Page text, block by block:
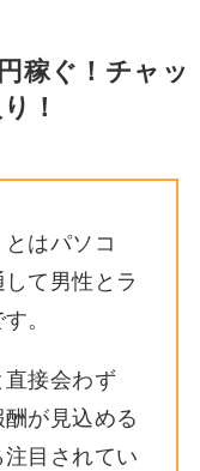
稼ぐ！チャッ
！
はパソコ
て男性とラ
。
接会わず
が見込める
目されてい